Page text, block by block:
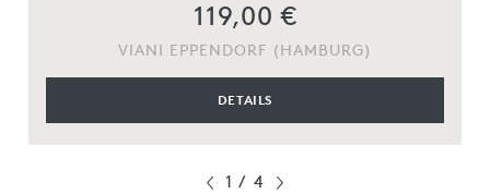
119,00 €
VIANI EPPENDORF (HAMBURG)
DETAILS
1 / 4